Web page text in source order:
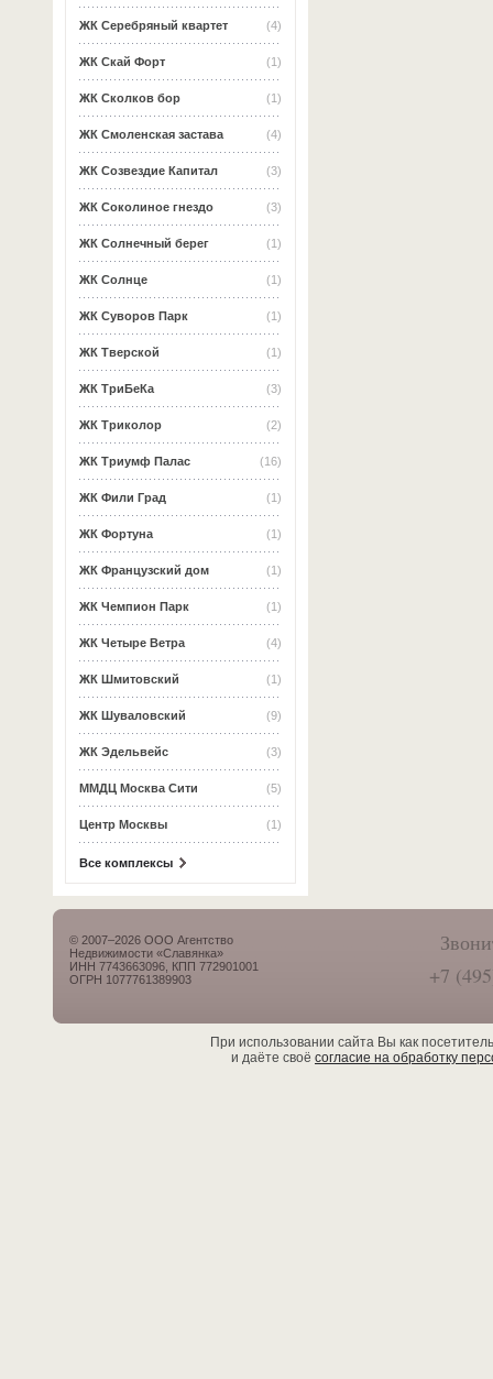
(4)
ЖК Серебряный квартет
(1)
ЖК Скай Форт
(1)
ЖК Сколков бор
(4)
ЖК Смоленская застава
(3)
ЖК Созвездие Капитал
(3)
ЖК Соколиное гнездо
(1)
ЖК Солнечный берег
(1)
ЖК Солнце
(1)
ЖК Суворов Парк
(1)
ЖК Тверской
(3)
ЖК ТриБеКа
(2)
ЖК Триколор
(16)
ЖК Триумф Палас
(1)
ЖК Фили Град
(1)
ЖК Фортуна
(1)
ЖК Французский дом
(1)
ЖК Чемпион Парк
(4)
ЖК Четыре Ветра
(1)
ЖК Шмитовский
(9)
ЖК Шуваловский
(3)
ЖК Эдельвейс
(5)
ММДЦ Москва Сити
(1)
Центр Москвы
Все комплексы
© 2007–2026 ООО Агентство
Недвижимости «Славянка»
ИНН 7743663096, КПП 772901001
ОГРН 1077761389903
+7
При использовании сайта Вы как
и даёте своё согласие на обработку